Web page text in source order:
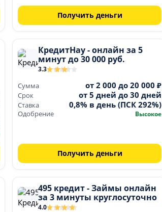
Получить деньги
КредитНау - онлайн за 5
минут до 30 000 руб.
3.3
Сумма от 2 000 до 20 000 ₽
Срок от 5 дней до 30 дней
Ставка 0,8% в день (ПСК 292%)
Одобрение Высокое
Получить деньги
495 кредит - Займы онлайн
за 3 минуты круглосуточно
4.0